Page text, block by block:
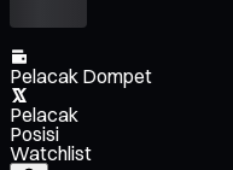
Pelacak Dompet
Pelacak
Posisi
Watchlist